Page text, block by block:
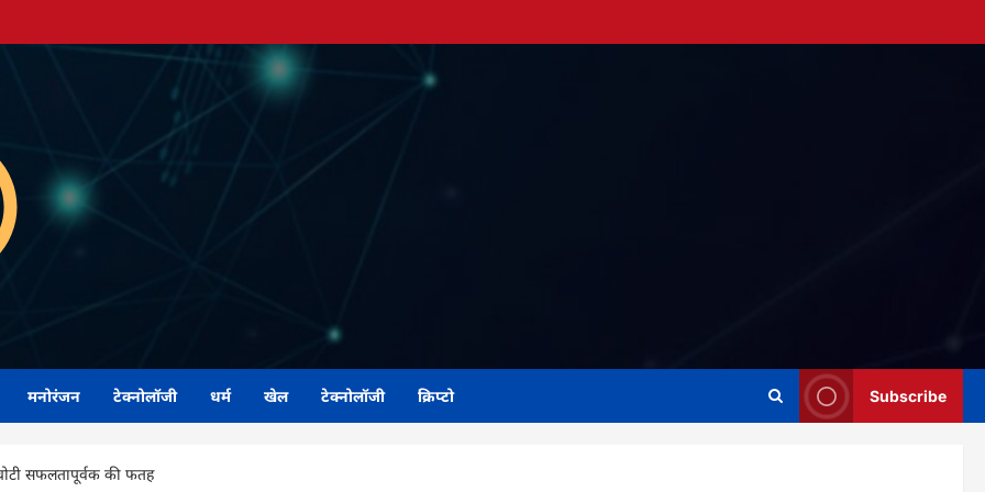
मनोरंजन टेक्नोलॉजी धर्म खेल टेक्नोलॉजी क्रिप्टो Subscribe
सफलतापूर्वक की फतह